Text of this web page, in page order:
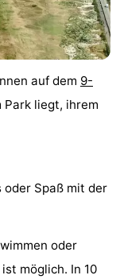
auf dem 9-
Park liegt, ihrem
oder Spaß mit der
oder
möglich. In 10